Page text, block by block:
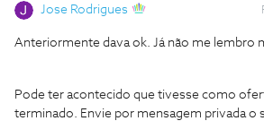
Jose Rodrigues
Anteriormente dava ok. Já não me lembro
Pode ter acontecido que tivesse como
terminado. Envie por mensagem privada o